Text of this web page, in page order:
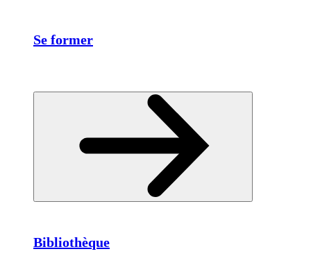
Se former
Bibliothèque